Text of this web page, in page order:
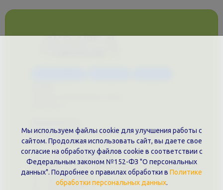
Политика обработки персональных данных
Публичная оферта
Контакты филиала
г. Краснодар, ул. Шоссе Нефтяников, 28, оф. 51
+7 (861)202-09-02
+7 (909)466-00-16
Мы используем файлы cookie для улучшения работы с
сайтом. Продолжая использовать сайт, вы даете свое
согласие на обработку файлов cookie в соответствии с
Федеральным законом №152-ФЗ "О персональных
данных". Подробнее о правилах обработки в Политике
обработки персональных данных.